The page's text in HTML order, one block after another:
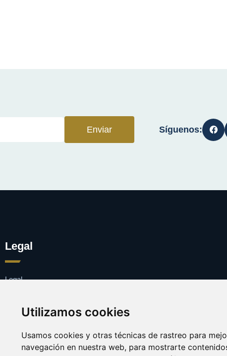
Utilizamos cookies
Usamos cookies y otras técnicas de rastreo para
navegación en nuestra web, para mostrarte
Enviar Síguenos:
Legal
Legal
Contacto